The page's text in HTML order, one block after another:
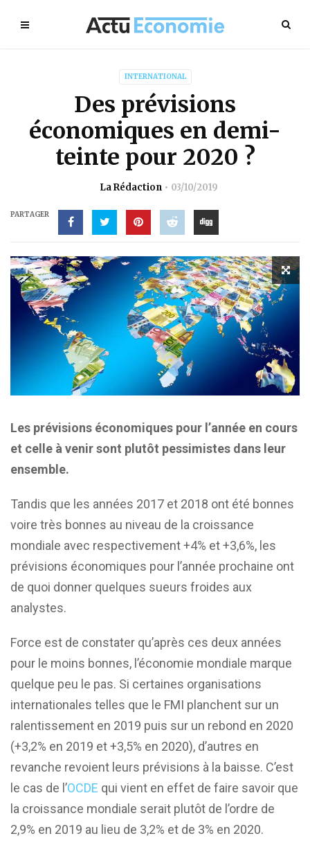
INTERNATIONAL
Des prévisions
économiques en demi-
teinte pour 2020 ?
La Rédaction 03/10/2019
PARTAGER
Les prévisions économiques pour l’année en cours
et celle à venir sont plutôt pessimistes dans leur
ensemble.
Tandis que les années 2017 et 2018 ont été bonnes
voire très bonnes au niveau de la croissance
mondiale avec respectivement +4% et +3,6%, les
prévisions économiques pour l’année prochaine ont
de quoi donner quelques sueurs froides aux
analystes.
Force est de constater qu’après ces deux années
pour le moins bonnes, l’économie mondiale marque
quelque peu le pas. Si certaines organisations
internationales telles que le FMI planchent sur un
ralentissement en 2019 puis sur un rebond en 2020
(+3,2% en 2019 et +3,5% en 2020), d’autres en
revanche revoient leurs prévisions à la baisse. C’est
le cas de l’OCDE qui vient en effet de faire savoir que
la croissance mondiale serait plutôt de l’ordre de
2,9% en 2019 au lieu de 3,2% et de 3% en 2020.